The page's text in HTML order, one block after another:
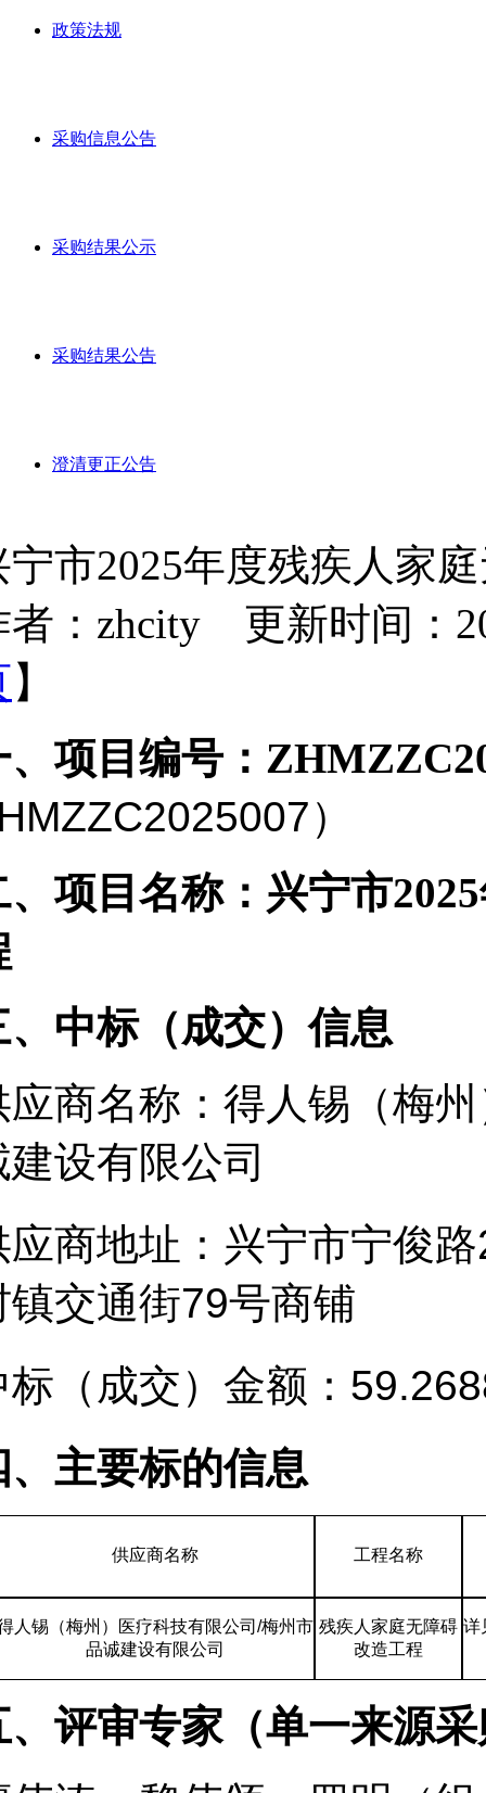
政策法规
采购信息公告
采购结果公示
采购结果公告
澄清更正公告
宁市2025年度残疾人家
者：zhcity 更新时间：
】
、项目编号：
）
、项目名称：兴宁市2025
、中标（成交）信息
应商名称：得人锡（梅
建设有限公司
应商地址：兴宁市宁俊
镇交通街79号商铺
标（成交）金额：
、主要标的信息
供应商名称 工程名称
人锡（梅州）医疗科技有限公司/梅州市
品诚建设有限公司
残疾人家庭无障碍
改造工程
详
、评审专家（单一来源